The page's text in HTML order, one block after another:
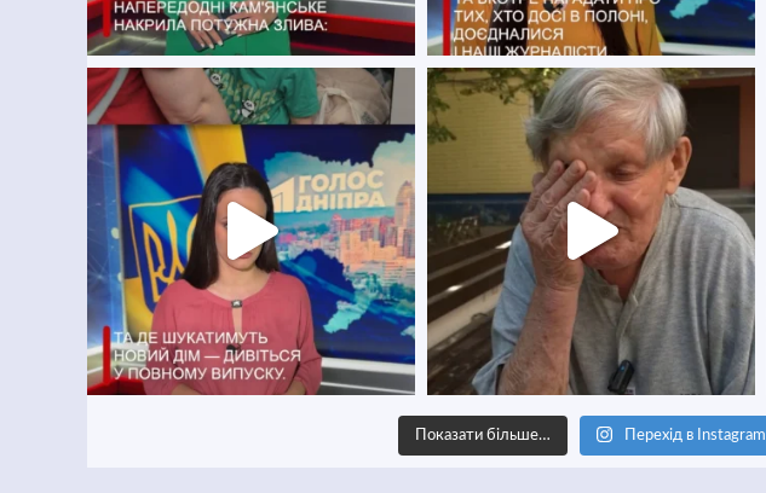
Показати більше… Перехід в Instagram